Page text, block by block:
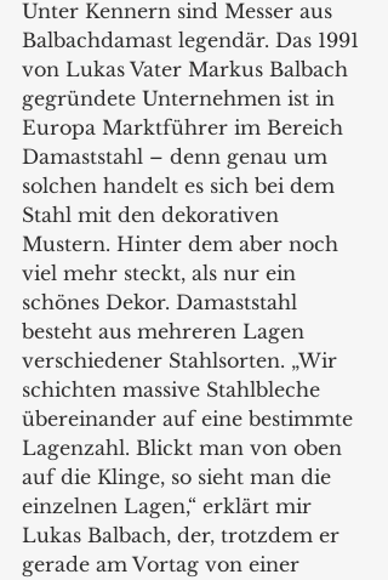
Unter Kennern sind Messer aus
Balbachdamast legendär. Das 1991
von Lukas Vater Markus Balbach
gegründete Unternehmen ist in
Europa Marktführer im Bereich
Damaststahl – denn genau um
solchen handelt es sich bei dem
Stahl mit den dekorativen
Mustern. Hinter dem aber noch
viel mehr steckt, als nur ein
schönes Dekor. Damaststahl
besteht aus mehreren Lagen
verschiedener Stahlsorten. „Wir
schichten massive Stahlbleche
übereinander auf eine bestimmte
Lagenzahl. Blickt man von oben
auf die Klinge, so sieht man die
einzelnen Lagen,“ erklärt mir
Lukas Balbach, der, trotzdem er
gerade am Vortag von einer